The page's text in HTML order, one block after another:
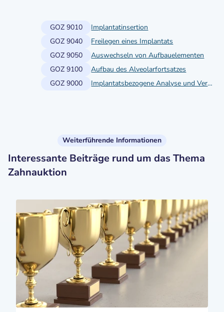
GOZ 9010
Implantatinsertion
GOZ 9040
Freilegen eines Implantats
GOZ 9050
Auswechseln von Aufbauelementen
GOZ 9100
Aufbau des Alveolarfortsatzes
GOZ 9000
Implantatsbezogene Analyse und Vermessung
Weiterführende Informationen
Interessante Beiträge rund um das Thema
Zahnauktion